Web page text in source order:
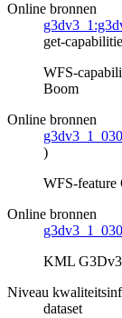
Online bronnen
get-
WFS-
Boom
Online bronnen
)
WFS-
Online bronnen
KML
Niveau
dataset